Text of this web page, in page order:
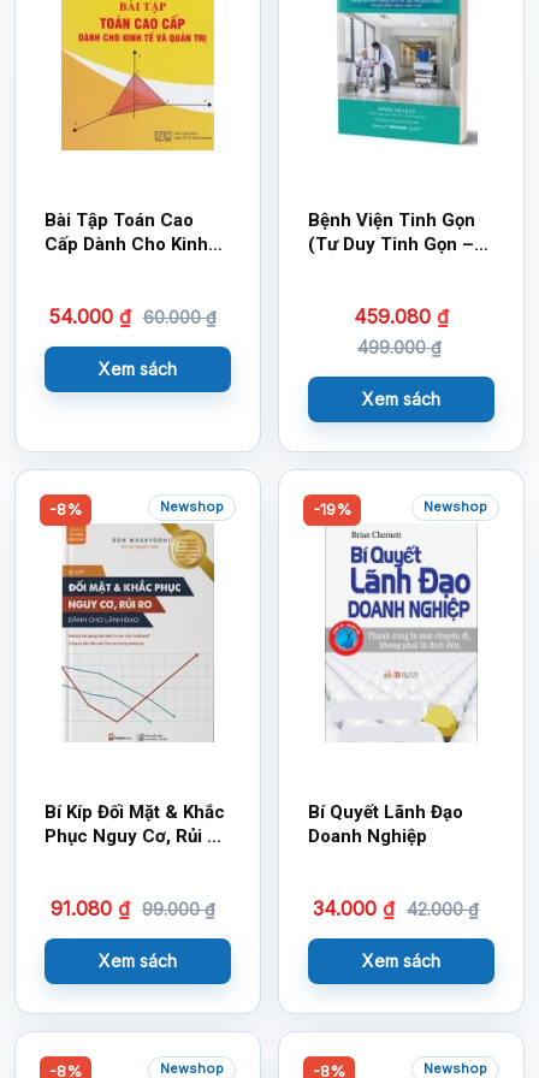
Bài Tập Toán Cao
Cấp Dành Cho Kinh
54.000 ₫ 60.000₫
Xem sách
Bệnh Viện Tinh Gọn
(Tư Duy Tinh Gọn –
459.080 ₫
499.000₫
Xem sách
-8% Newshop
Bí Kíp Đối Mặt & Khắc
Phục Nguy Cơ, Rủi Ro
91.080 ₫ 99.000₫
Xem sách
-19% Newshop
Bí Quyết Lãnh Đạo
Doanh Nghiệp
34.000₫ 42.000₫
Xem sách
-8% Newshop -8% Newshop